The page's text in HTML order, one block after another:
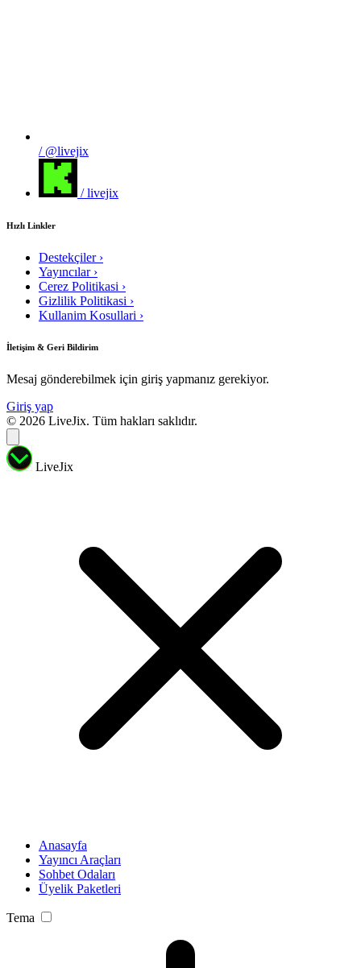
/ @livejix
/ livejix
Hızlı Linkler
Destekçiler ›
Yayıncılar ›
Cerez Politikasi ›
Gizlilik Politikasi ›
Kullanim Kosullari ›
İletişim & Geri Bildirim
Mesaj gönderebilmek için giriş yapmanız gerekiyor.
Giriş yap
© 2026 LiveJix. Tüm hakları saklıdır.
LiveJix
Anasayfa
Yayıncı Araçları
Sohbet Odaları
Üyelik Paketleri
Tema